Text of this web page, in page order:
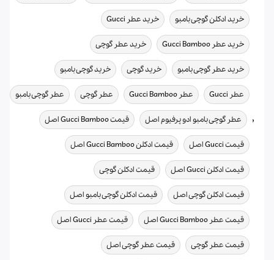
خرید ادکلن گوچی بامبو , خرید عطر Gucci ,
خرید عطر Gucci Bamboo , خرید عطر گوچی ,
خرید عطر گوچی بامبو , خرید گوچی , خرید گوچی بامبو ,
عطر Gucci , عطر Gucci Bamboo , عطر گوچی , عطر گوچی بامبو
, عطر گوچی بامبو ادو پرفیوم اصل , قیمت Gucci Bamboo اصل ,
قیمت Gucci اصل , قیمت ادکلن Gucci Bamboo اصل ,
قیمت ادکلن Gucci اصل , قیمت ادکلن گوچی ,
قیمت ادکلن گوچی اصل , قیمت ادکلن گوچی بامبو اصل ,
قیمت عطر Gucci Bamboo اصل , قیمت عطر Gucci اصل ,
قیمت عطر گوچی , قیمت عطر گوچی اصل ,